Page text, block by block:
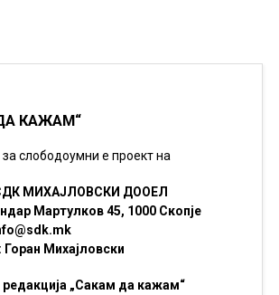
КАЖАМ“
слободоумни е проект на
МИХАЈЛОВСКИ ДООЕЛ
Мартулков 45, 1000 Скопје
Горан Михајловски
„Сакам да кажам“